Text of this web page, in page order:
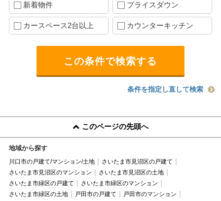
新着物件 プライスダウン
カースペース2台以上 カウンターキッチン
条件を指定し直して検索
このページの先頭へ
地域から探す
川口市の戸建て/マンション/土地
さいたま市見沼区の戸建て
さいたま市見沼区のマンション
さいたま市見沼区の土地
さいたま市緑区の戸建て
さいたま市緑区のマンション
さいたま市緑区の土地
戸田市の戸建て
戸田市のマンション